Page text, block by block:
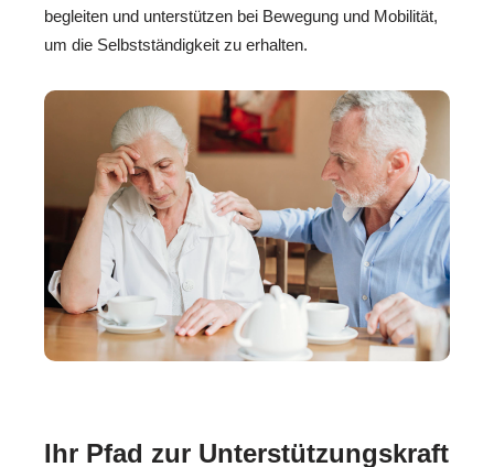
begleiten und unterstützen bei Bewegung und Mobilität,
um die Selbstständigkeit zu erhalten.
Ihr Pfad zur Unterstützungskraft